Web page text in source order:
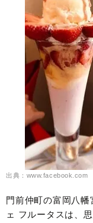
出典：www.facebook.com
門前仲町の富岡八
ェ フルータスは、